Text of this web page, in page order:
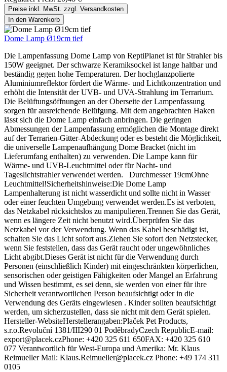
Preise inkl. MwSt. zzgl. Versandkosten
In den Warenkorb
Dome Lamp Ø19cm tief
Die Lampenfassung Dome Lamp von ReptiPlanet ist für Strahler bis
150W geeignet. Der schwarze Keramiksockel ist lange haltbar und
beständig gegen hohe Temperaturen. Der hochglanzpolierte
Aluminiumreflektor fördert die Wärme- und Lichtkonzentration und
erhöht die Intensität der UVB- und UVA-Strahlung im Terrarium.
Die Belüftungsöffnungen an der Oberseite der Lampenfassung
sorgen für ausreichende Belüfgung. Mit dem angebrachten Haken
lässt sich die Dome Lamp einfach anbringen. Die geringen
Abmessungen der Lampenfassung ermöglichen die Montage direkt
auf der Terrarien-Gitter-Abdeckung oder es besteht die Möglichkeit,
die universelle Lampenaufhängung Dome Bracket (nicht im
Lieferumfang enthalten) zu verwenden. Die Lampe kann für
Wärme- und UVB-Leuchtmittel oder für Nacht- und
Tageslichtstrahler verwendet werden. Durchmesser 19cmOhne
Leuchtmittel!Sicherheitshinweise:Die Dome Lamp
Lampenhalterung ist nicht wasserdicht und sollte nicht in Wasser
oder einer feuchten Umgebung verwendet werden.Es ist verboten,
das Netzkabel rücksichtslos zu manipulieren.Trennen Sie das Gerät,
wenn es längere Zeit nicht benutzt wird.Überprüfen Sie das
Netzkabel vor der Verwendung. Wenn das Kabel beschädigt ist,
schalten Sie das Licht sofort aus.Ziehen Sie sofort den Netzstecker,
wenn Sie feststellen, dass das Gerät raucht oder ungewöhnliches
Licht abgibt.Dieses Gerät ist nicht für die Verwendung durch
Personen (einschließlich Kinder) mit eingeschränkten körperlichen,
sensorischen oder geistigen Fähigkeiten oder Mangel an Erfahrung
und Wissen bestimmt, es sei denn, sie werden von einer für ihre
Sicherheit verantwortlichen Person beaufsichtigt oder in die
Verwendung des Geräts eingewiesen . Kinder sollten beaufsichtigt
werden, um sicherzustellen, dass sie nicht mit dem Gerät spielen.
Hersteller-WebsiteHerstellerangaben:Plaček Pet Products,
s.r.o.Revoluční 1381/III290 01 PoděbradyCzech RepublicE-mail:
export@placek.czPhone: +420 325 611 650FAX: +420 325 610
077 Verantwortlich für West-Europa und Amerika: Mr. Klaus
Reimueller Mail: Klaus.Reimueller@placek.cz Phone: +49 174 311
0105